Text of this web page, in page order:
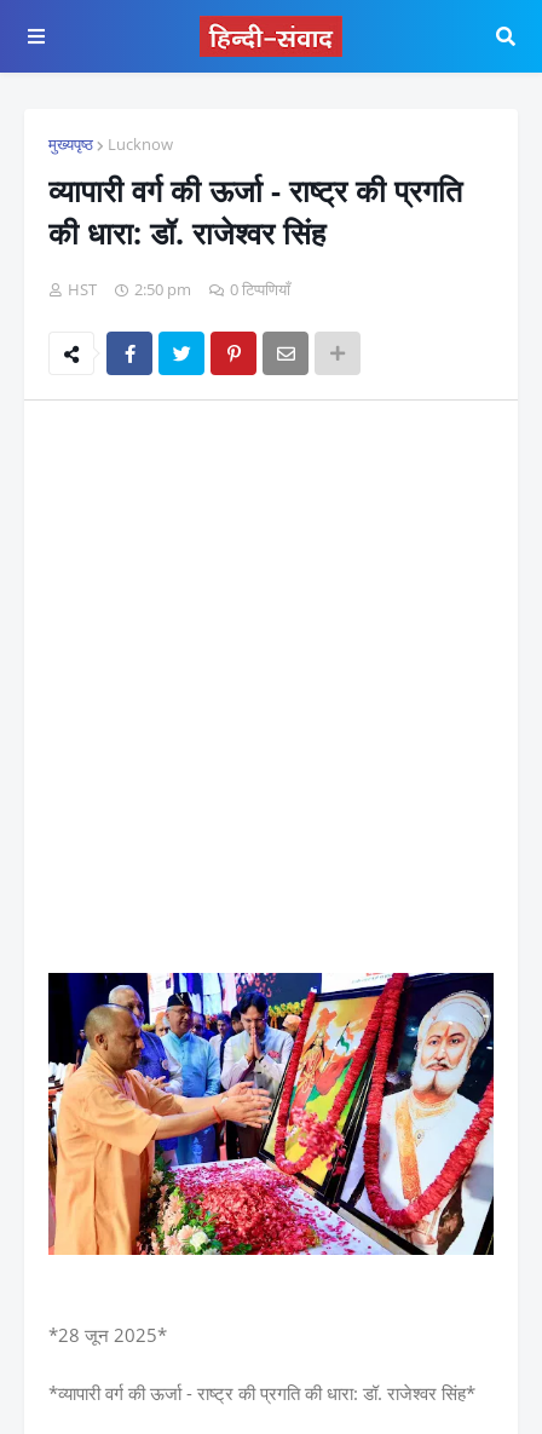
मुख्यपृष्ठ Lucknow
व्यापारी वर्ग की ऊर्जा - राष्ट्र की प्रगति
की धारा: डॉ. राजेश्वर सिंह
HST 2:50 pm 0 टिप्पणियाँ
*28 जून 2025*
*व्यापारी वर्ग की ऊर्जा - राष्ट्र की प्रगति की धारा: डॉ. राजेश्वर सिंह*